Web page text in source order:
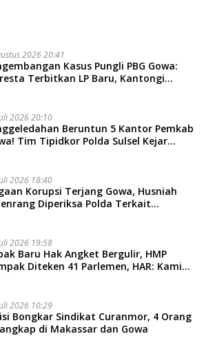
2026 20:41
Kasus Pungli PBG Gowa:
Terbitkan LP Baru, Kantongi
2026 20:10
Beruntun 5 Kantor Pemkab
Tim Tipidkor Polda Sulsel Kejar
2026 18:40
Korupsi Terjang Gowa, Husniah
Diperiksa Polda Terkait
2026 19:58
Baru Hak Angket Bergulir, HMP
Diteken 41 Parlemen, HAR: Kami
2026 10:29
Bongkar Sindikat Curanmor, 4 Orang
di Makassar dan Gowa